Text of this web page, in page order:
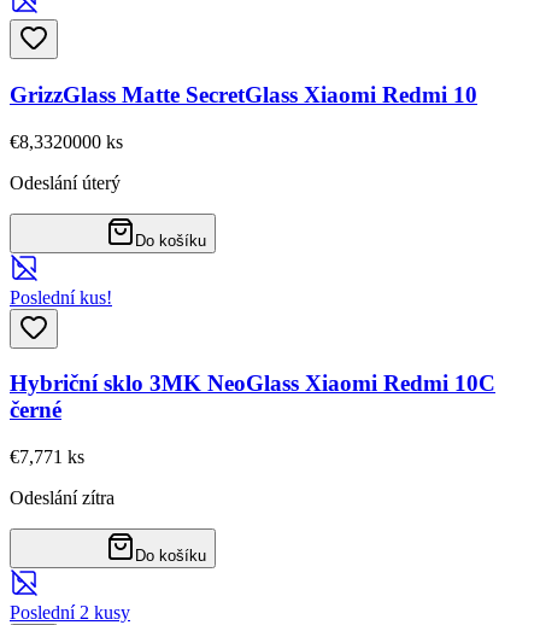
GrizzGlass Matte SecretGlass Xiaomi Redmi 10
€8,3320000 ks
Odeslání úterý
Do košíku
Poslední kus!
Hybriční sklo 3MK NeoGlass Xiaomi Redmi 10C
černé
€7,771 ks
Odeslání zítra
Do košíku
Poslední 2 kusy